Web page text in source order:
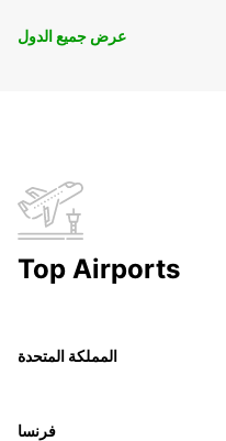
عرض جميع الدول
Top Airports
المملكة المتحدة
فرنسا